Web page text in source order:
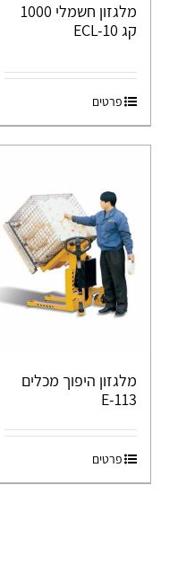
מלגזון חשמלי 1000
קג ECL-10
פרטים
מלגזון היפוך מכלים
E-113
פרטים